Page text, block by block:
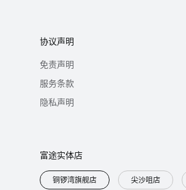
协议声明
免责声明
服务条款
隐私声明
富途实体店
铜锣湾旗舰店 尖沙咀店